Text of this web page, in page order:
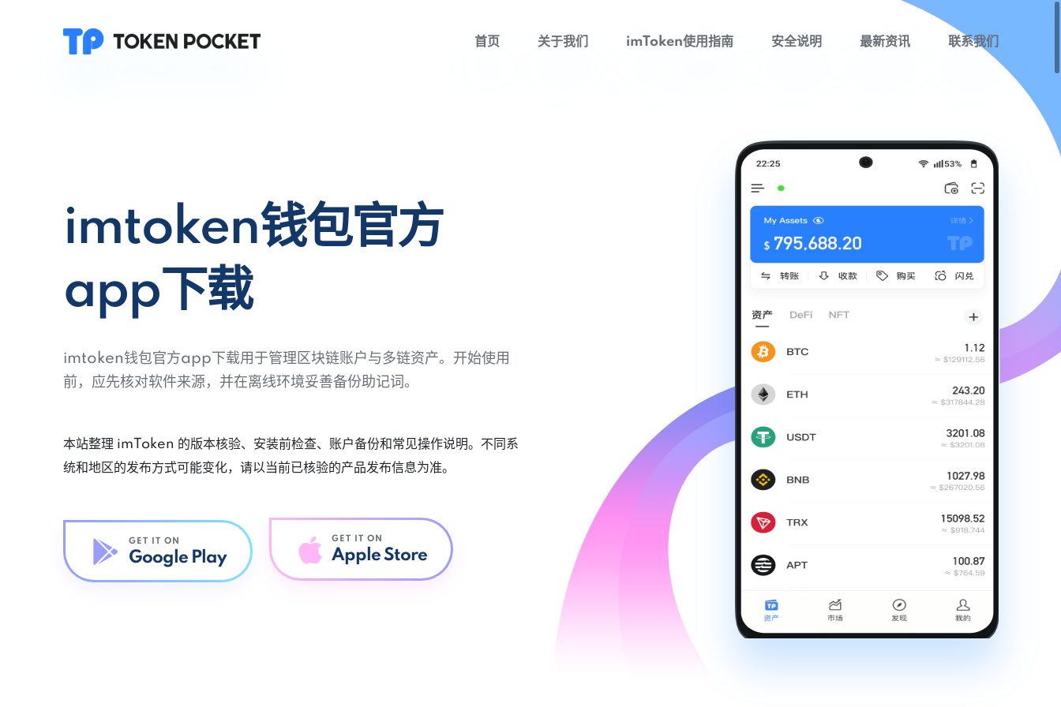
首页 关于我们 imToken使用指南 安全说明 最新资讯 联系我们
imtoken钱包官方
app下载
imtoken钱包官方app下载用于管理区块链账户与多链资产。开始使用
前，应先核对软件来源，并在离线环境妥善备份助记词。
本站整理 imToken 的版本核验、安装前检查、账户备份和常见操作说明。不同系
统和地区的发布方式可能变化，请以当前已核验的产品发布信息为准。
GET IT ON
Google Play
GET IT ON
Apple Store